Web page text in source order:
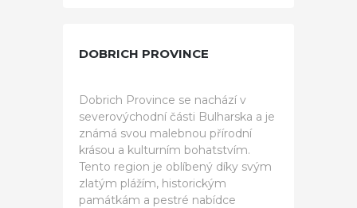
DOBRICH PROVINCE
Dobrich Province se nachází v
severovýchodní části Bulharska a je
známá svou malebnou přírodní
krásou a kulturním bohatstvím.
Tento region je oblíbený díky svým
zlatým plážím, historickým
památkám a pestré nabídce